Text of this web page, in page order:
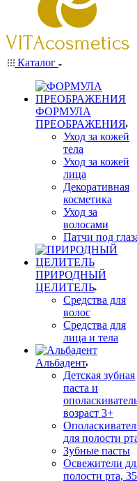
Каталог
ФОРМУЛА
ПРЕОБРАЖЕНИЯ
Уход за кожей
тела
Уход за кожей
лица
Декоративная
косметика
Уход за
волосами
Патчи под
ПРИРОДНЫЙ
ЦЕЛИТЕЛЬ
Средства для
волос
Средства для
лица и тела
Альбадент
Детская зубная
паста и
возраст 3+
для полости
Зубные пасты
Освежители
полости рта, 35